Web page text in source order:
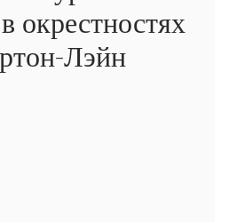
окрестностях
Лэйн